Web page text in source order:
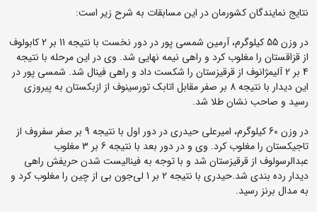
نتایج نمایندگان کشورمان در این مسابقات به شرح زیر است:
در وزن 55 کیلوگرم، آرمین شمسی پور در دور نخست با نتیجه 11 بر 2 کابولوف
از قزاقستان را مغلوب کرد و راهی نیمه نهایی شد. وی در این مرحله با نتیجه
4 بر 2 آلیمژانوف از قرقیزستان را شکست داد و راهی فینال شد. شمسی پور در
این دیدار با نتیجه 8 بر صفر مقابل اتابک تورسینوف از ازبکستان به پیروزی
رسید و صاحب نشان طلا شد.
در وزن 60 کیلوگرم، امیرعلی حیدری در دور اول با نتیجه 9 بر صفر سفروف از
تاجیکستان را مغلوب کرد. وی و در دور بعد با نتیجه 6 بر 3 مغلوب
عبدالرسولوف از قرقیزستان شد و با توجه به فینالیست شدن حریفش راهی
دیدار رده بندی شد.حیدری با نتیجه 2 بر 1 لی‌جون بی از چین را مغلوب کرد و
به مدال برنز رسید.